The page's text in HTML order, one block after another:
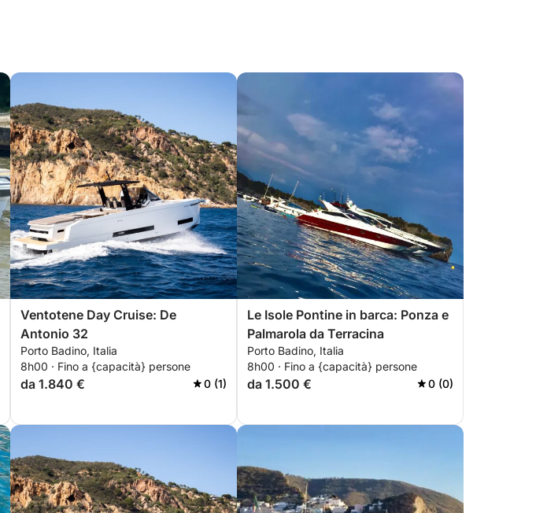
Ventotene Day Cruise: De
Antonio 32
Porto Badino, Italia
8h00 · Fino a {capacità} persone
da 1.840 € 0 (1)
Le Isole Pontine in barca: Ponza e
Palmarola da Terracina
Porto Badino, Italia
8h00 · Fino a {capacità} persone
da 1.500 € 0 (0)